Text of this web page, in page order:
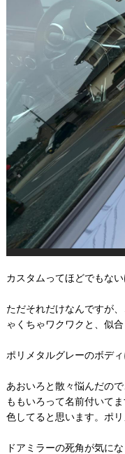
カスタムってほどでもな
ただそれだけなんですが
ゃくちゃワクワクと、似
ポリメタルグレーのボデ
あおいろと散々悩んだの
ももいろって名前付いて
色してると思います。ポ
ドアミラーの死角が気に